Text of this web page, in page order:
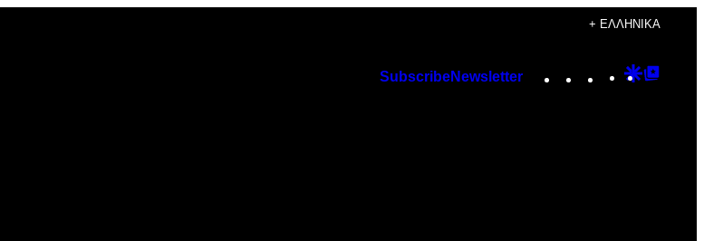
+ ΕΛΛΗΝΙΚΆ
SubscribeNewsletter Instagram
TikTok
YouTube
Google